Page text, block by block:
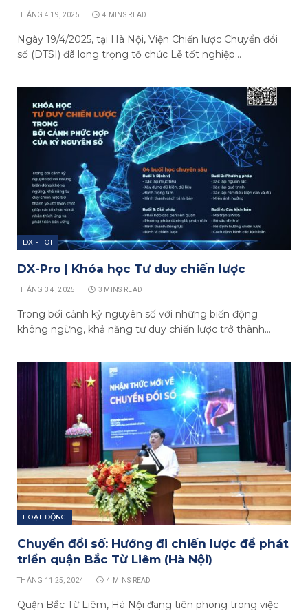
THÁNG 4 19, 2025 4 MINS READ
Ngày 19/4/2025, tại Hà Nội, Viện Chiến lược Chuyển đổi
số (DTSI) đã long trọng tổ chức Lễ tốt nghiệp…
DX - TOT
DX-Pro | Khóa học Tư duy chiến lược
THÁNG 3 4, 2025 3 MINS READ
Trong bối cảnh kỷ nguyên số với những biến động
không ngừng, khả năng tư duy chiến lược trở thành…
HOẠT ĐỘNG
Chuyển đổi số: Hướng đi chiến lược để phát
triển quận Bắc Từ Liêm (Hà Nội)
THÁNG 11 25, 2024 4 MINS READ
Quận Bắc Từ Liêm, Hà Nội đang tiên phong trong việc